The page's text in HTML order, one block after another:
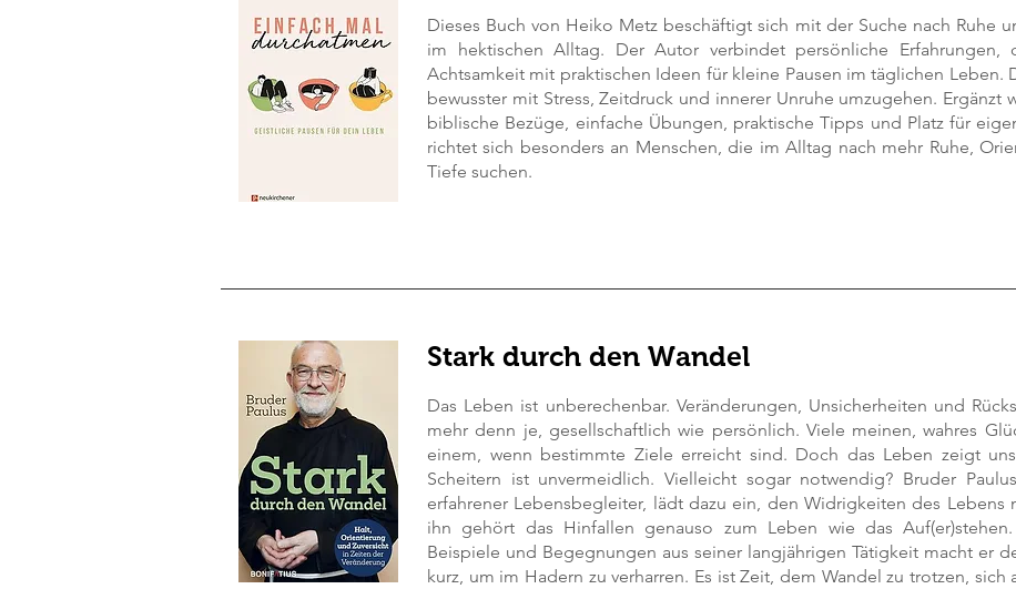
Dieses Buch von Heiko Metz beschäftigt sich mit der Suche nach Ruhe
im hektischen Alltag. Der Autor verbindet persönliche Erfahrungen,
Achtsamkeit mit praktischen Ideen für kleine Pausen im täglichen Leben.
bewusster mit Stress, Zeitdruck und innerer Unruhe umzugehen. Ergänzt
biblische Bezüge, einfache Übungen, praktische Tipps und Platz für
richtet sich besonders an Menschen, die im Alltag nach mehr Ruhe,
Tiefe suchen.
Stark durch den Wandel
Das Leben ist unberechenbar. Veränderungen, Unsicherheiten und
mehr denn je, gesellschaftlich wie persönlich. Viele meinen, wahres
einem, wenn bestimmte Ziele erreicht sind. Doch das Leben zeigt
Scheitern ist unvermeidlich. Vielleicht sogar notwendig? Bruder
erfahrener Lebensbegleiter, lädt dazu ein, den Widrigkeiten des Lebens
ihn gehört das Hinfallen genauso zum Leben wie das
Beispiele und Begegnungen aus seiner langjährigen Tätigkeit macht er
kurz, um im Hadern zu verharren. Es ist Zeit, dem Wandel zu trotzen, sich